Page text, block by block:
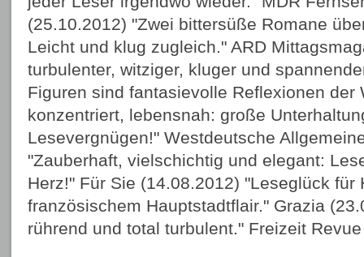
(25.10.2012) "Zwei bittersüße Romane
Leicht und klug zugleich." ARD
turbulenter, witziger, kluger und
Figuren sind fantasievolle Reflexionen der
konzentriert, lebensnah: große
Lesevergnügen!" Westdeutsche
"Zauberhaft, vielschichtig und elegant:
Herz!" Für Sie (14.08.2012) "Leseglück für
französischem Hauptstadtflair." Grazia
rührend und total turbulent." Freizeit